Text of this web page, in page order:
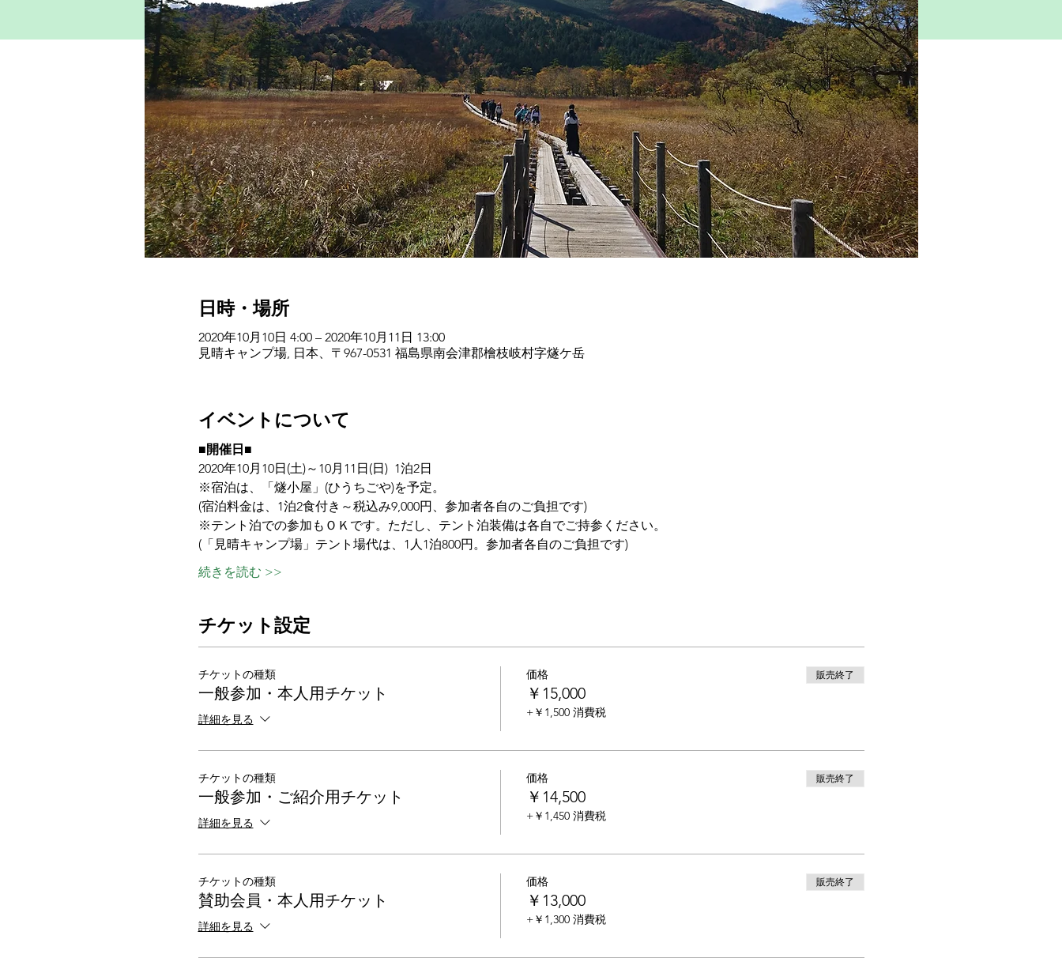
日時・場所
2020年10月10日 4:00 – 2020年10月11日 13:00
見晴キャンプ場, 日本、〒967-0531 福島県南会津郡檜枝岐村字燧ケ岳
イベントについて
■開催日■
2020年10月10日(土)～10月11日(日)  1泊2日
※宿泊は、「燧小屋」(ひうちごや)を予定。
(宿泊料金は、1泊2食付き～税込み9,000円、参加者各自のご負担です)
※テント泊での参加もＯＫです。ただし、テント泊装備は各自でご持参ください。
(「見晴キャンプ場」テント場代は、1人1泊800円。参加者各自のご負担です)
続きを読む >>
チケット設定
チケットの種類
一般参加・本人用チケット
詳細を見る
価格
￥15,000
+￥1,500 消費税
販売終了
チケットの種類
一般参加・ご紹介用チケット
詳細を見る
価格
￥14,500
+￥1,450 消費税
販売終了
チケットの種類
賛助会員・本人用チケット
詳細を見る
価格
￥13,000
+￥1,300 消費税
販売終了